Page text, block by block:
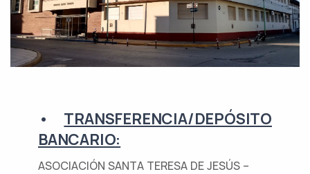
• TRANSFERENCIA/DEPÓSITO
BANCARIO:
ASOCIACIÓN SANTA TERESA DE JESÚS –